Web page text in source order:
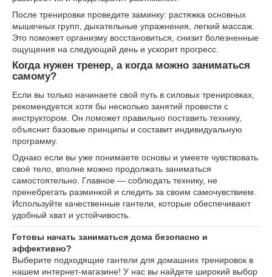
После тренировки проведите заминку: растяжка основных
мышечных групп, дыхательные упражнения, легкий массаж.
Это поможет организму восстановиться, снизит болезненные
ощущения на следующий день и ускорит прогресс.
Когда нужен тренер, а когда можно заниматься
самому?
Если вы только начинаете свой путь в силовых тренировках,
рекомендуется хотя бы несколько занятий провести с
инструктором. Он поможет правильно поставить технику,
объяснит базовые принципы и составит индивидуальную
программу.
Однако если вы уже понимаете основы и умеете чувствовать
своё тело, вполне можно продолжать заниматься
самостоятельно. Главное — соблюдать технику, не
пренебрегать разминкой и следить за своим самочувствием.
Используйте качественные гантели, которые обеспечивают
удобный хват и устойчивость.
Готовы начать заниматься дома безопасно и
эффективно?
Выберите подходящие гантели для домашних тренировок в
нашем интернет-магазине! У нас вы найдете широкий выбор